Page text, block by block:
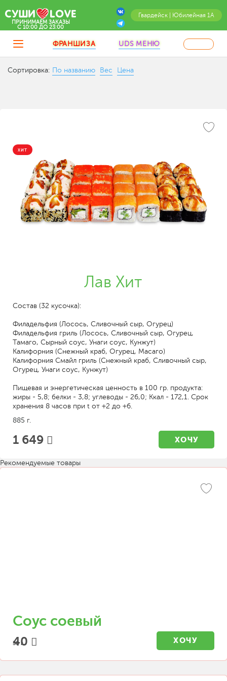
Гвардейск | Юбилейная 1А
ПРИНИМАЕМ ЗАКАЗЫ
C 10:00 ДО 23:00
ФРАНШИЗА UDS МЕНЮ
Сортировка: По названию Вес Цена
ХИТ
Лав Хит
Состав (32 кусочка):
Филадельфия (Лосось, Сливочный сыр, Огурец)
Филадельфия гриль (Лосось, Сливочный сыр, Огурец,
Тамаго, Сырный соус, Унаги соус, Кунжут)
Калифорния (Снежный краб, Огурец, Масаго)
Калифорния Смайл гриль (Снежный краб, Сливочный сыр,
Огурец, Унаги соус, Кунжут)
Пищевая и энергетическая ценность в 100 гр. продукта:
жиры - 5,8; белки - 3,8; углеводы - 26,0; Ккал - 172,1. Срок
хранения 8 часов при t от +2 до +6.
885 г.
1 649 ХОЧУ
Рекомендуемые товары
Соус соевый
30 г.
40 ХОЧУ